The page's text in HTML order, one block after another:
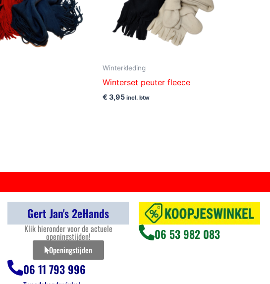
Winterkleding
Winterset peuter fleece
€ 3,95 incl. btw
Gert Jan's 2eHands
Klik hieronder voor de actuele
openingstijden!
Openingstijden
06 11 793 996
06 53 982 083